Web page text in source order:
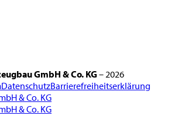
GmbH & Co. KG– 2026
DatenschutzBarrierefreiheitserklärung